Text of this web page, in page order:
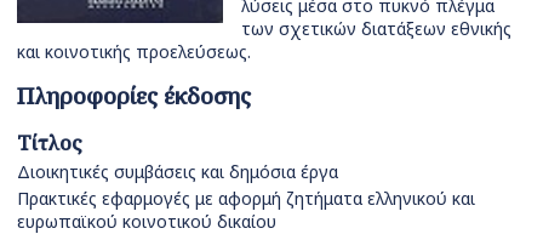
λύσεις μέσα στο πυκνό πλέγμα
των σχετικών διατάξεων εθνικής
και κοινοτικής προελεύσεως.
Πληροφορίες έκδοσης
Τίτλος
Διοικητικές συμβάσεις και δημόσια έργα
Πρακτικές εφαρμογές με αφορμή ζητήματα ελληνικού και
ευρωπαϊκού κοινοτικού δικαίου